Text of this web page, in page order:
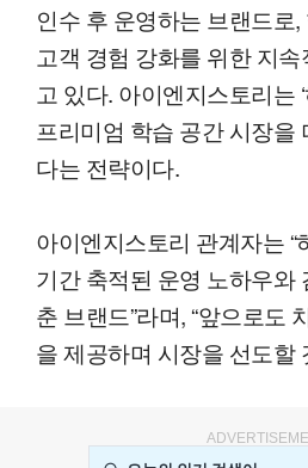
인수 후 운영하는 브랜드로
고객 경험 강화를 위한 지
고 있다. 아이엔지스토리는
프리미엄 학습 공간 시장을
다는 전략이다.
아이엔지스토리 관계자는
기간 축적된 운영 노하우와
춘 브랜드”라며, “앞으로도
을 제공하며 시장을 선도할